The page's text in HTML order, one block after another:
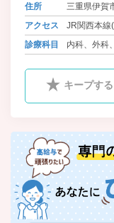
住所
三重県伊賀
アクセス
JR関西本線
具駅 徒歩
診療科目 内科、外科
キープする